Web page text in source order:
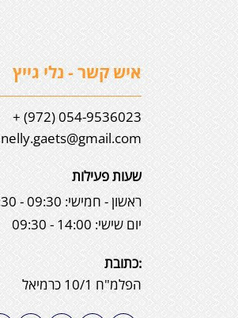
איש קשר - נלי גייץ
054-9536023 (972) +
nelly.gaets@gmail.com
שעות פעילות
ראשון - חמישי: 09:30 - 19:30
יום שישי: 14:00 - 09:30
:כתובת
הפלמ"ח 10/1 כרמיאל